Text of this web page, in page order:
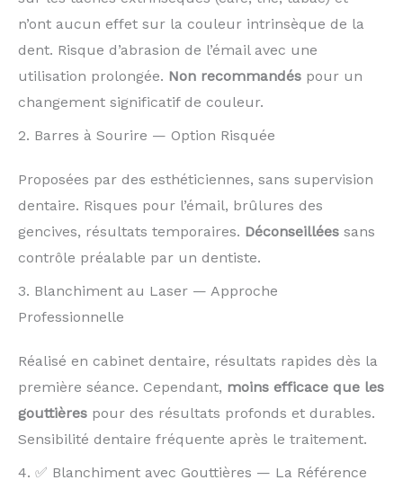
n’ont aucun effet sur la couleur intrinsèque de la
dent. Risque d’abrasion de l’émail avec une
utilisation prolongée. Non recommandés pour un
changement significatif de couleur.
2. Barres à Sourire — Option Risquée
Proposées par des esthéticiennes, sans supervision
dentaire. Risques pour l’émail, brûlures des
gencives, résultats temporaires. Déconseillées sans
contrôle préalable par un dentiste.
3. Blanchiment au Laser — Approche
Professionnelle
Réalisé en cabinet dentaire, résultats rapides dès la
première séance. Cependant, moins efficace que les
gouttières pour des résultats profonds et durables.
Sensibilité dentaire fréquente après le traitement.
4. ✅ Blanchiment avec Gouttières — La Référence